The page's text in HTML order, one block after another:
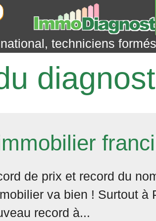
techniciens
de prix et record du
va bien ! Surtout à
record à...